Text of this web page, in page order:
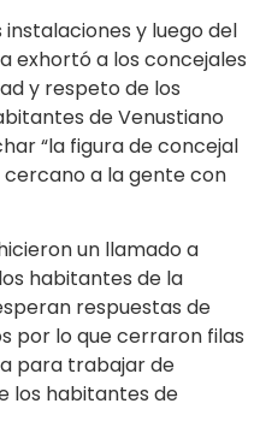
y luego del
exhortó a los concejales
y respeto de los
de Venustiano
“la figura de concejal
a la gente con
un llamado a
habitantes de la
respuestas de
por lo que cerraron filas
para trabajar de
los habitantes de